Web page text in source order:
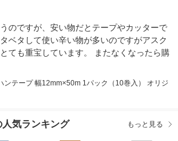
のですが、安い物だとテープやカッターで
ベタして使い辛い物が多いのですがアスク
ても重宝しています。 またなくなったら購
ンテープ 幅12mm×50m 1パック（10巻入） オリジ
気ランキング もっと見る